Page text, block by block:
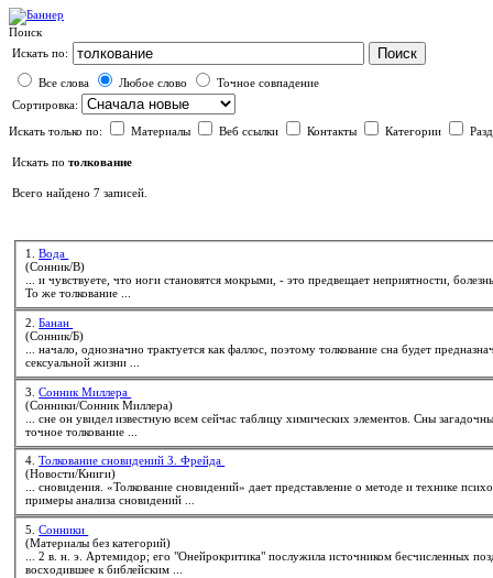
Поиск
Искать по:
Поиск
Все слова Любое слово
Точное совпадение
Сортировка:
Искать только по:
Материалы Веб ссылки Контакты Категории
Искать по толкование
Всего найдено 7 записей.
1.Вода
(Сонник/В)
... и чувствуете, что ноги становятся мокрыми, - это предвещает неприятности,
То жетолкование
2.Банан
(Сонник/Б)
... начало, однозначно трактуется как фаллос, поэтомутолкование сна будет предназначено только для прекрасной
сексуальной жизни ...
3.Сонник Миллера
(Сонники/Сонник Миллера)
... сне он увидел известную всем сейчас таблицу химических элементов. Сны загадочны и
точноетолкование
4.Толкование сновидений З. Фрейда
(Новости/Книги)
... сновидения. «Толкование сновидений» дает представление о методе и технике
примеры анализа сновидений ...
5.Сонники
(Материалы без категорий)
восходившее к библейским ...